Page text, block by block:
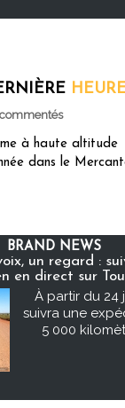
commentés
à haute altitude
dans le
BRAND NEWS
un regard :
en direct sur
À partir du 24
suivra une
5 000